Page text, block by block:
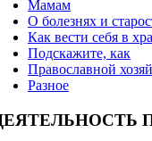
Мамам
О болезнях и
Как вести себя в
Подскажите, как
Православной
Разное